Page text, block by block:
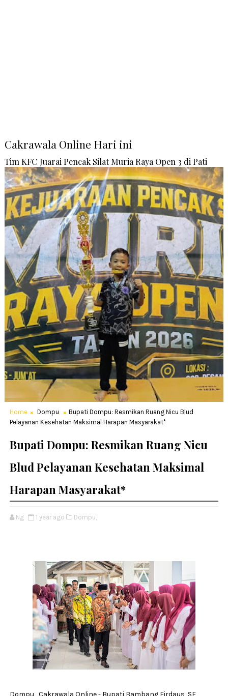
Cakrawala Online Hari ini
Tim KFC Juarai Pencak Silat Muria Raya Open 3 di Pati
Home Dompu
Bupati Dompu: Resmikan Ruang Nicu Blud
Pelayanan Kesehatan Maksimal Harapan Masyarakat*
Bupati Dompu: Resmikan Ruang Nicu
Blud Pelayanan Kesehatan Maksimal
Harapan Masyarakat*
Ng 1 year ago Dompu,
Dompu, Cakrawala Online - Bupati Bambang Firdaus, SE